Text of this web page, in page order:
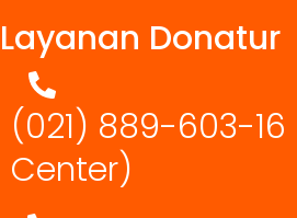
Layanan Donatur
(021) 889-603-16
Center)